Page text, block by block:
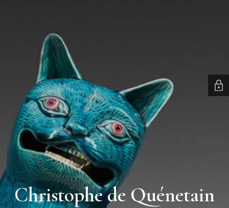
Christophe de Quénetain